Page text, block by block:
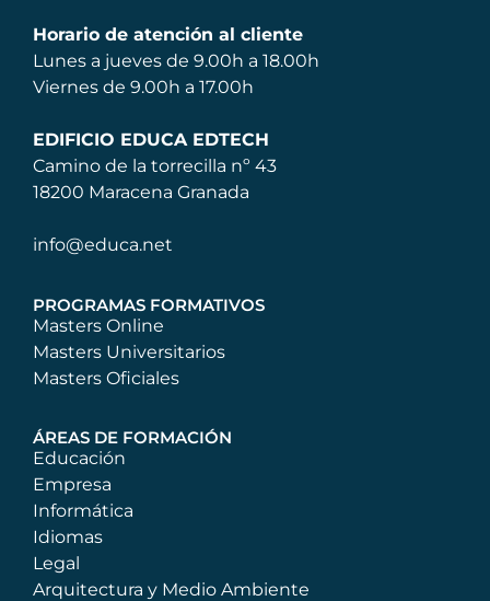
Horario de atención al cliente
Lunes a jueves de 9.00h a 18.00h
Viernes de 9.00h a 17.00h
EDIFICIO EDUCA EDTECH
Camino de la torrecilla nº 43
18200 Maracena Granada
info@educa.net
PROGRAMAS FORMATIVOS
Masters Online
Masters Universitarios
Masters Oficiales
ÁREAS DE FORMACIÓN
Educación
Empresa
Informática
Idiomas
Legal
Arquitectura y Medio Ambiente